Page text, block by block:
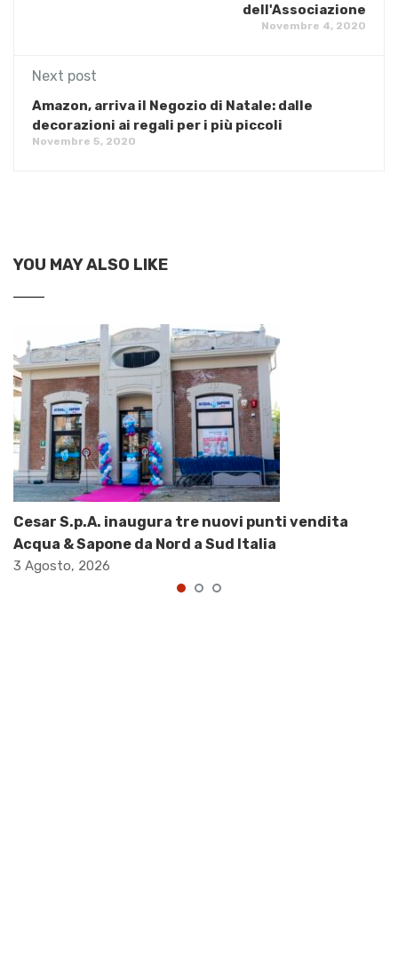
dell'Associazione
Novembre 4, 2020
Next post
Amazon, arriva il Negozio di Natale: dalle
decorazioni ai regali per i più piccoli
Novembre 5, 2020
YOU MAY ALSO LIKE
Cesar S.p.A. inaugura tre nuovi punti vendita
Acqua & Sapone da Nord a Sud Italia
3 Agosto, 2026